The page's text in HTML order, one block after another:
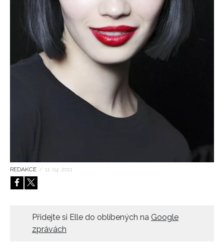
REDAKCE / 11. 04. 2011
Přidejte si Elle do oblíbených na Google
zprávách